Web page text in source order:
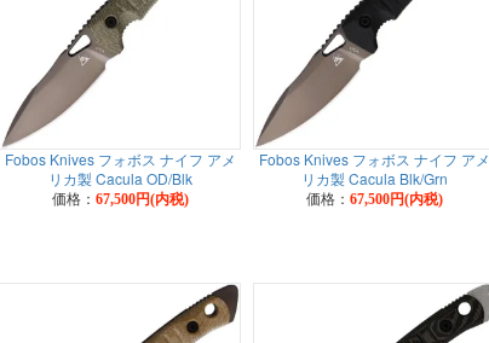
Fobos Knives フォボス ナイフ アメ
リカ製 Cacula OD/Blk
価格： 67,500円(内税)
Fobos Knives フォボス ナイフ アメ
リカ製 Cacula Blk/Grn
価格： 67,500円(内税)